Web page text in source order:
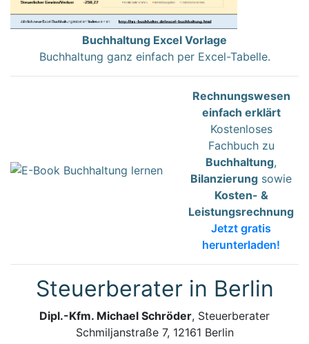
Buchhaltung Excel Vorlage
Buchhaltung ganz einfach per Excel-Tabelle.
Rechnungswesen
einfach erklärt
Kostenloses
Fachbuch zu
Buchhaltung,
Bilanzierung sowie
Kosten- &
Leistungsrechnung
Jetzt gratis
herunterladen!
Steuerberater in Berlin
Dipl.-Kfm. Michael Schröder, Steuerberater
Schmiljanstraße 7, 12161 Berlin